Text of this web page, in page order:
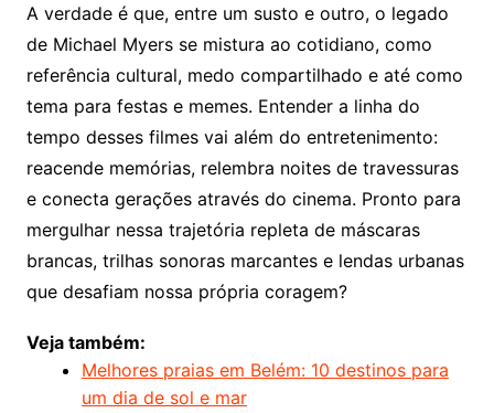
A verdade é que, entre um susto e outro, o legado
de Michael Myers se mistura ao cotidiano, como
referência cultural, medo compartilhado e até como
tema para festas e memes. Entender a linha do
tempo desses filmes vai além do entretenimento:
reacende memórias, relembra noites de travessuras
e conecta gerações através do cinema. Pronto para
mergulhar nessa trajetória repleta de máscaras
brancas, trilhas sonoras marcantes e lendas urbanas
que desafiam nossa própria coragem?
Veja também:
Melhores praias em Belém: 10 destinos para
um dia de sol e mar